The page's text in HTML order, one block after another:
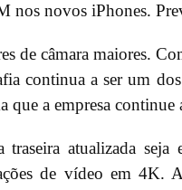
nos novos iPhones.
de câmara maiores.
continua a ser um
que a empresa continue
traseira atualizada
de vídeo em 4K.